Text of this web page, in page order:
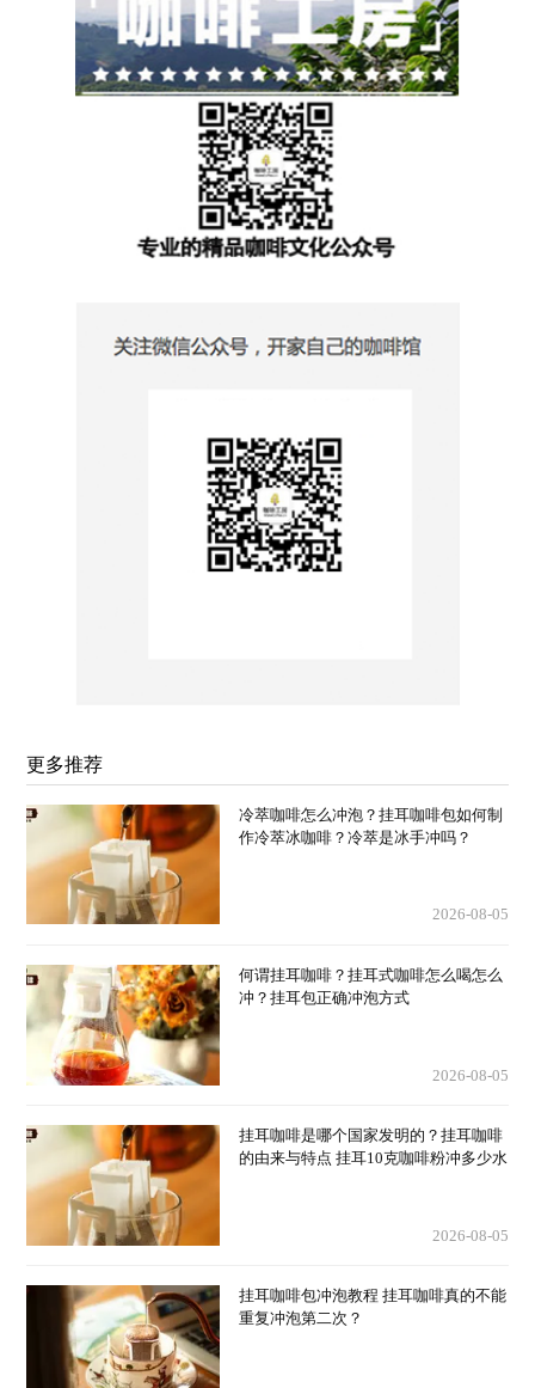
更多推荐
冷萃咖啡怎么冲泡？挂耳咖啡包如何制
作冷萃冰咖啡？冷萃是冰手冲吗？
2026-08-05
何谓挂耳咖啡？挂耳式咖啡怎么喝怎么
冲？挂耳包正确冲泡方式
2026-08-05
挂耳咖啡是哪个国家发明的？挂耳咖啡
的由来与特点 挂耳10克咖啡粉冲多少水
2026-08-05
挂耳咖啡包冲泡教程 挂耳咖啡真的不能
重复冲泡第二次？